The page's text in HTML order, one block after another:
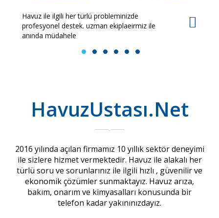
Havuz ile ilgili her türlü probleminizde
profesyonel destek. uzman ekiplaeirmiz ile
anında müdahele
1 2 3 4 5 6
HavuzUstası.Net
2016 yılında açılan firmamız 10 yıllık sektör deneyimi
ile sizlere hizmet vermektedir. Havuz ile alakalı her
türlü soru ve sorunlarınız ile ilgili hızlı , güvenilir ve
ekonomik çözümler sunmaktayız. Havuz arıza,
bakım, onarım ve kimyasalları konusunda bir
telefon kadar yakınınızdayız.